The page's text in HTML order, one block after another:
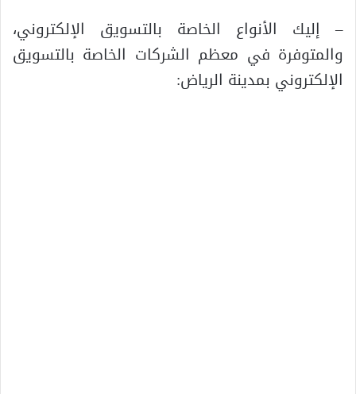
– إليك الأنواع الخاصة بالتسويق الإلكتروني،
والمتوفرة في معظم الشركات الخاصة بالتسويق
الإلكتروني بمدينة الرياض: